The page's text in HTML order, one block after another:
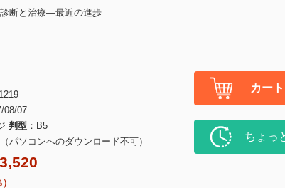
断と治療―最近の進歩
08/07
判型
B5
パソコンへのダウンロード不可）
)
カー
ちょっ